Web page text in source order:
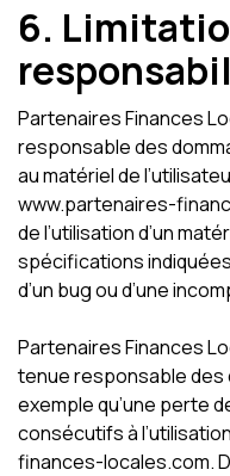
6.
Partenaires Finances
responsable des
au matériel de
www.partenaires-
de l’utilisation d’un
spécifications
d’un bug ou d’une
Partenaires Finances
tenue responsable
exemple qu’une perte
consécutifs à
finances-locales.com.